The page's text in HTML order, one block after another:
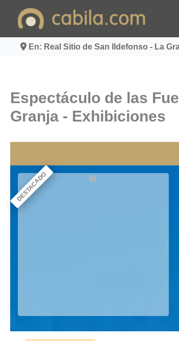
En: Real Sitio de San Ildefonso - La
Espectáculo de las
Granja - Exhibiciones
DESTACADO